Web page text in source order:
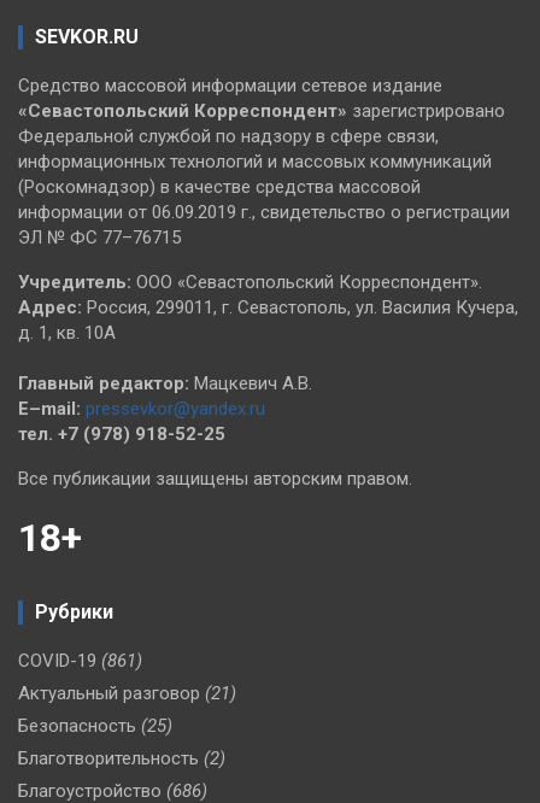
SEVKOR.RU
Средство массовой информации сетевое издание
«Севастопольский Корреспондент» зарегистрировано
Федеральной службой по надзору в сфере связи,
информационных технологий и массовых коммуникаций
(Роскомнадзор) в качестве средства массовой
информации от 06.09.2019 г., свидетельство о регистрации
ЭЛ № ФС 77–76715
Учредитель: ООО «Севастопольский Корреспондент».
Адрес: Россия, 299011, г. Севастополь, ул. Василия Кучера,
д. 1, кв. 10А
Главный редактор: Мацкевич А.В.
E–mail: pressevkor@yandex.ru
тел. +7 (978) 918-52-25
Все публикации защищены авторским правом.
18+
Рубрики
COVID-19 (861)
Актуальный разговор (21)
Безопасность (25)
Благотворительность (2)
Благоустройство (686)